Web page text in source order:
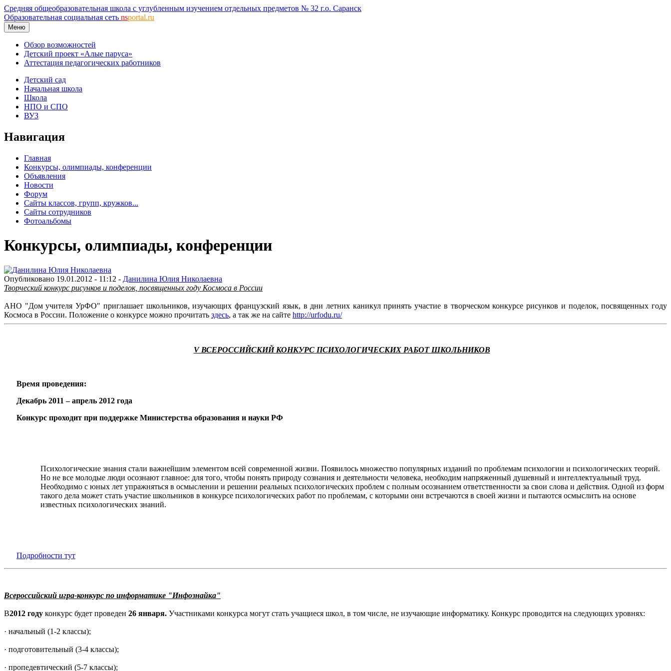
Средняя общеобразовательная школа с углубленным изучением отдельных предметов № 32 г.о. Саранск
Образовательная социальная сеть nsportal.ru
Меню
Обзор возможностей
Детский проект «Алые паруса»
Аттестация педагогических работников
Детский сад
Начальная школа
Школа
НПО и СПО
ВУЗ
Навигация
Главная
Конкурсы, олимпиады, конференции
Объявления
Новости
Форум
Сайты классов, групп, кружков...
Сайты сотрудников
Фотоальбомы
Конкурсы, олимпиады, конференции
Опубликовано 19.01.2012 - 11:12 - Данилина Юлия Николаевна
Творческий конкурс рисунков и поделок, посвященных году Космоса в России
АНО "Дом учителя УрФО" приглашает школьников, изучающих французский язык, в дни летних каникул принять участие в творческом конкурсе рисунков и поделок, посвященных году
Космоса в России. Положение о конкурсе можно прочитать здесь, а так же на сайте http://urfodu.ru/
V ВСЕРОССИЙСКИЙ КОНКУРС ПСИХОЛОГИЧЕСКИХ РАБОТ ШКОЛЬНИКОВ
Время проведения:
Декабрь 2011 – апрель 2012 года
Конкурс проходит при поддержке Министерства образования и науки РФ
Психологические знания стали важнейшим элементом всей современной жизни. Появилось множество популярных изданий по проблемам психологии и психологических теорий.
Но не все молодые люди осознают главное: для того, чтобы понять природу сознания и деятельности человека, необходим напряженный душевный и интеллектуальный труд.
Необходимо с юных лет упражняться в осмыслении и решении реальных психологических проблем с полным осознанием ответственности за свои слова и действия. Одной из форм
такого дела может стать участие школьников в конкурсе психологических работ по проблемам, с которыми они встречаются в своей жизни и пытаются осмыслить на основе
известных психологических знаний.
Подробности тут
Всероссийский игра-конкурс по информатике "Инфознайка"
В2012 году конкурс будет проведен 26 января. Участниками конкурса могут стать учащиеся школ, в том числе, не изучающие информатику. Конкурс проводится на следующих уровнях:
· начальный (1-2 классы);
· подготовительный (3-4 классы);
· пропедевтический (5-7 классы);